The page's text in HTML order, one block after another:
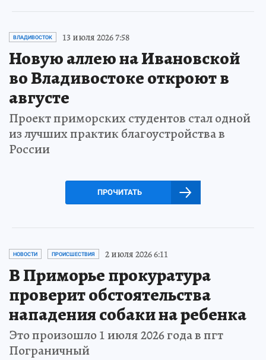
ВЛАДИВОСТОК 13 июля 2026 7:58
Новую аллею на Ивановской
во Владивостоке откроют в
августе
Проект приморских студентов стал одной
из лучших практик благоустройства в
России
ПРОЧИТАТЬ
НОВОСТИ ПРОИСШЕСТВИЯ 2 июля 2026 6:11
В Приморье прокуратура
проверит обстоятельства
нападения собаки на ребенка
Это произошло 1 июля 2026 года в пгт
Пограничный